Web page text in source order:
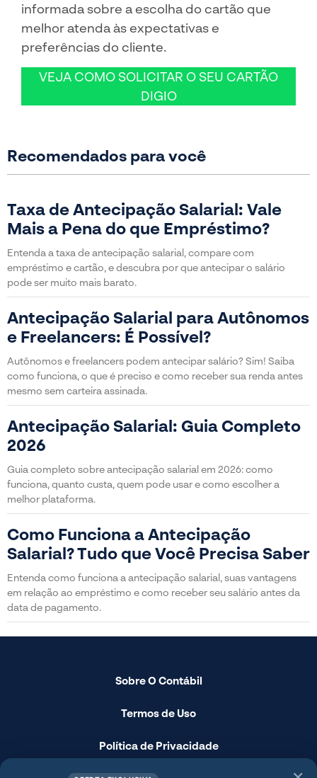
informada sobre a escolha do cartão que
melhor atenda às expectativas e
preferências do cliente.
VEJA COMO SOLICITAR O SEU CARTÃO
DIGIO
Recomendados para você
Taxa de Antecipação Salarial: Vale
Mais a Pena do que Empréstimo?
Entenda a taxa de antecipação salarial, compare com
empréstimo e cartão, e descubra por que antecipar o salário
pode ser muito mais barato.
Antecipação Salarial para Autônomos
e Freelancers: É Possível?
Autônomos e freelancers podem antecipar salário? Sim! Saiba
como funciona, o que é preciso e como receber sua renda antes
mesmo sem carteira assinada.
Antecipação Salarial: Guia Completo
2026
Guia completo sobre antecipação salarial em 2026: como
funciona, quanto custa, quem pode usar e como escolher a
melhor plataforma.
Como Funciona a Antecipação
Salarial? Tudo que Você Precisa Saber
Entenda como funciona a antecipação salarial, suas vantagens
em relação ao empréstimo e como receber seu salário antes da
data de pagamento.
Sobre O Contábil
Termos de Uso
Política de Privacidade